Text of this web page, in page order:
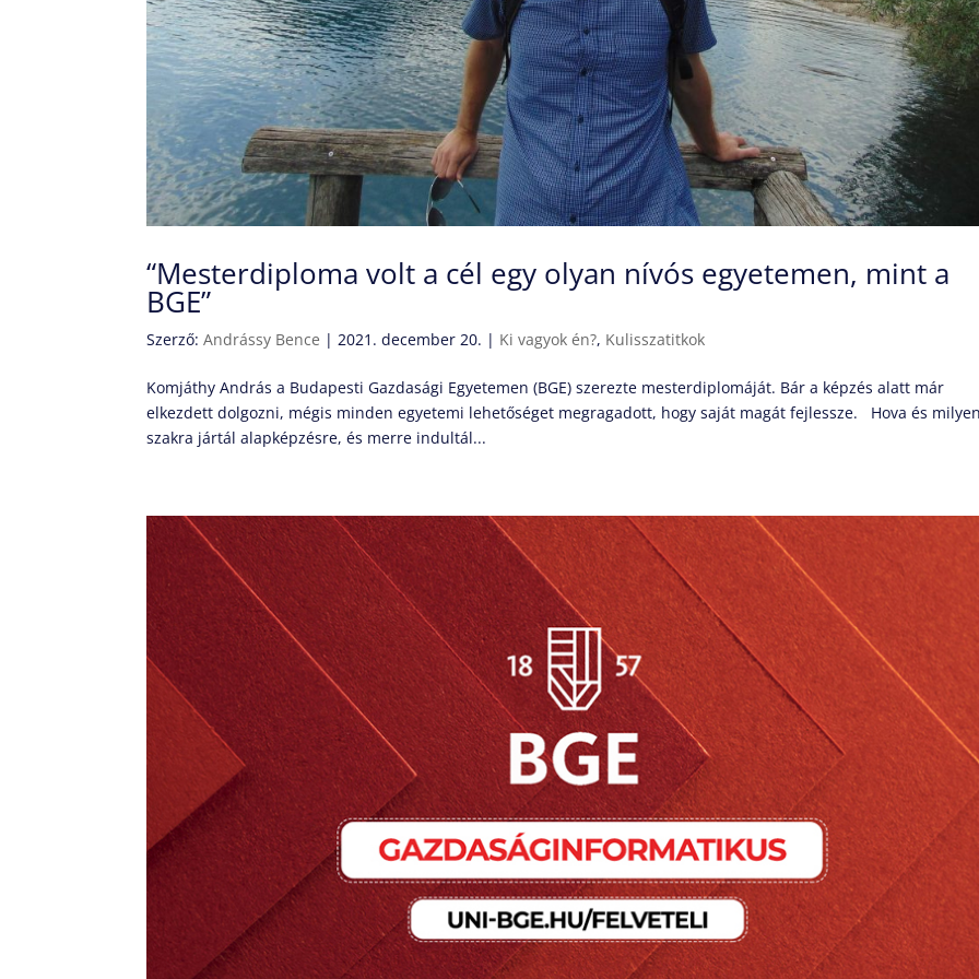
“Mesterdiploma volt a cél egy olyan nívós egyetemen, mint a
BGE”
Szerző:Andrássy Bence |2021. december 20. | Ki vagyok én?, Kulisszatitkok
Komjáthy András a Budapesti Gazdasági Egyetemen (BGE) szerezte mesterdiplomáját. Bár a képzés alatt már
elkezdett dolgozni, mégis minden egyetemi lehetőséget megragadott, hogy saját magát fejlessze. Hova és
szakra jártál alapképzésre, és merre indultál...